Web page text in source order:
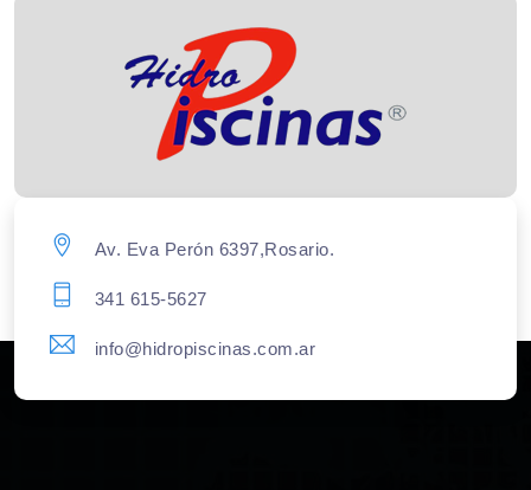
Av. Eva Perón 6397,Rosario.
341 615-5627
info@hidropiscinas.com.ar